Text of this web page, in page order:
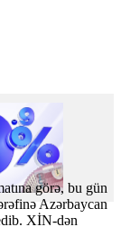
görə, bu gün
Azərbaycan
XİN-dən